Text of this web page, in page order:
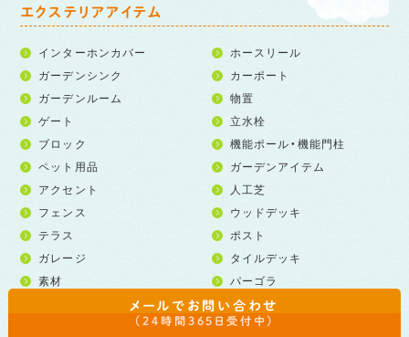
メールでお問い合わせ
（24時間365日受付中）
エクステリアアイテム
インターホンカバー
ホースリール
ガーデンシンク
カーポート
ガーデンルーム
物置
ゲート
立水栓
ブロック
機能ポール・機能門柱
ペット用品
ガーデンアイテム
アクセント
人工芝
フェンス
ウッドデッキ
テラス
ポスト
ガレージ
タイルデッキ
素材
パーゴラ
歩行者用補助手すり
門扉